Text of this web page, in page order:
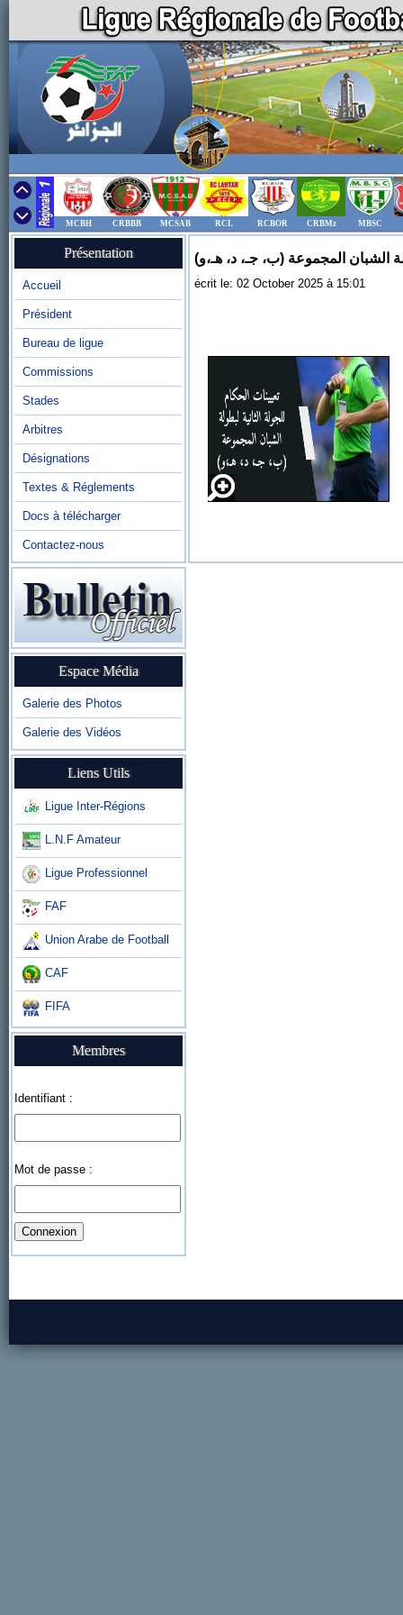
MCBH CRBBB MCSAB RCL RCBOR CRBMz MBSC
Présentation
Accueil
Président
Bureau de ligue
Commissions
Stades
Arbitres
Désignations
Textes & Réglements
Docs à télécharger
Contactez-nous
Espace Média
Galerie des Photos
Galerie des Vidéos
Liens Utils
Ligue Inter-Régions
L.N.F Amateur
Ligue Professionnel
FAF
Union Arabe de Football
CAF
FIFA
Membres
Identifiant :
Mot de passe :
الشبان المجموعة (ب، جـ، د، هـ،و)
écrit le: 02 October 2025 à 15:01